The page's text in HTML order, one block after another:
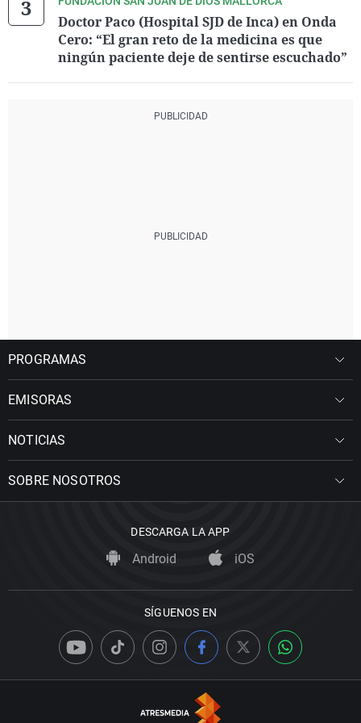
Doctor Paco (Hospital SJD de Inca) en Onda
Cero: “El gran reto de la medicina es que
ningún paciente deje de sentirse escuchado”
PROGRAMAS
EMISORAS
NOTICIAS
SOBRE NOSOTROS
DESCARGA LA APP
Android iOS
SÍGUENOS EN